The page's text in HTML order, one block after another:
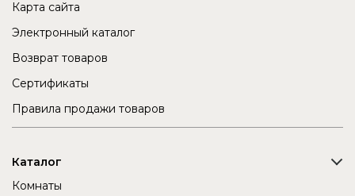
Карта сайта
Электронный каталог
Возврат товаров
Сертификаты
Правила продажи товаров
Каталог
Комнаты